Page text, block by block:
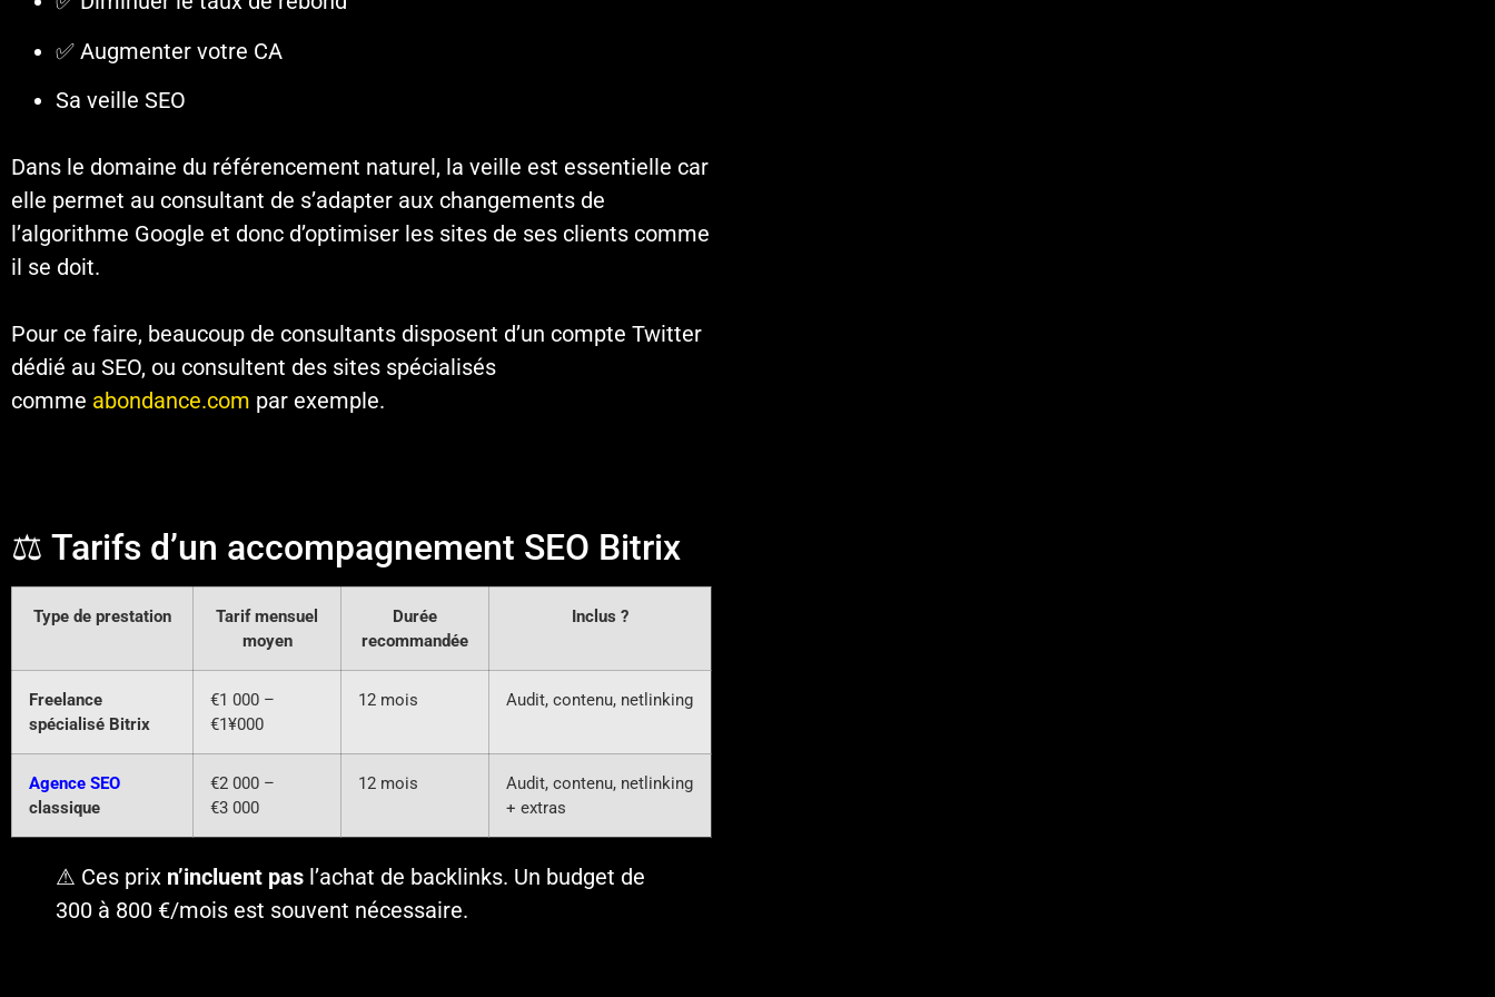
✅ Augmenter votre CA
Sa veille SEO
Dans le domaine du référencement naturel, la veille est essentielle car
elle permet au consultant de s’adapter aux changements de
l’algorithme Google et donc d’optimiser les sites de ses clients comme
il se doit.
Pour ce faire, beaucoup de consultants disposent d’un compte Twitter
dédié au SEO, ou consultent des sites spécialisés
comme abondance.com par exemple.
⚖️ Tarifs d’un accompagnement SEO Bitrix
Type de prestation
Tarif mensuel
moyen
Durée
recommandée
Inclus ?
Freelance
spécialisé Bitrix
€1 000 –
€1¥000
12 mois Audit, contenu, netlinking
Agence SEO
classique
€2 000 –
€3 000
12 mois
Audit, contenu, netlinking
+ extras
⚠ Ces prix n’incluent pas l’achat de backlinks. Un budget de
300 à 800 €/mois est souvent nécessaire.